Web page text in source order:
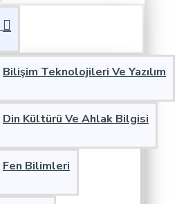
Bilişim Teknolojileri Ve Yazılım
Din Kültürü Ve Ahlak Bilgisi
Fen Bilimleri